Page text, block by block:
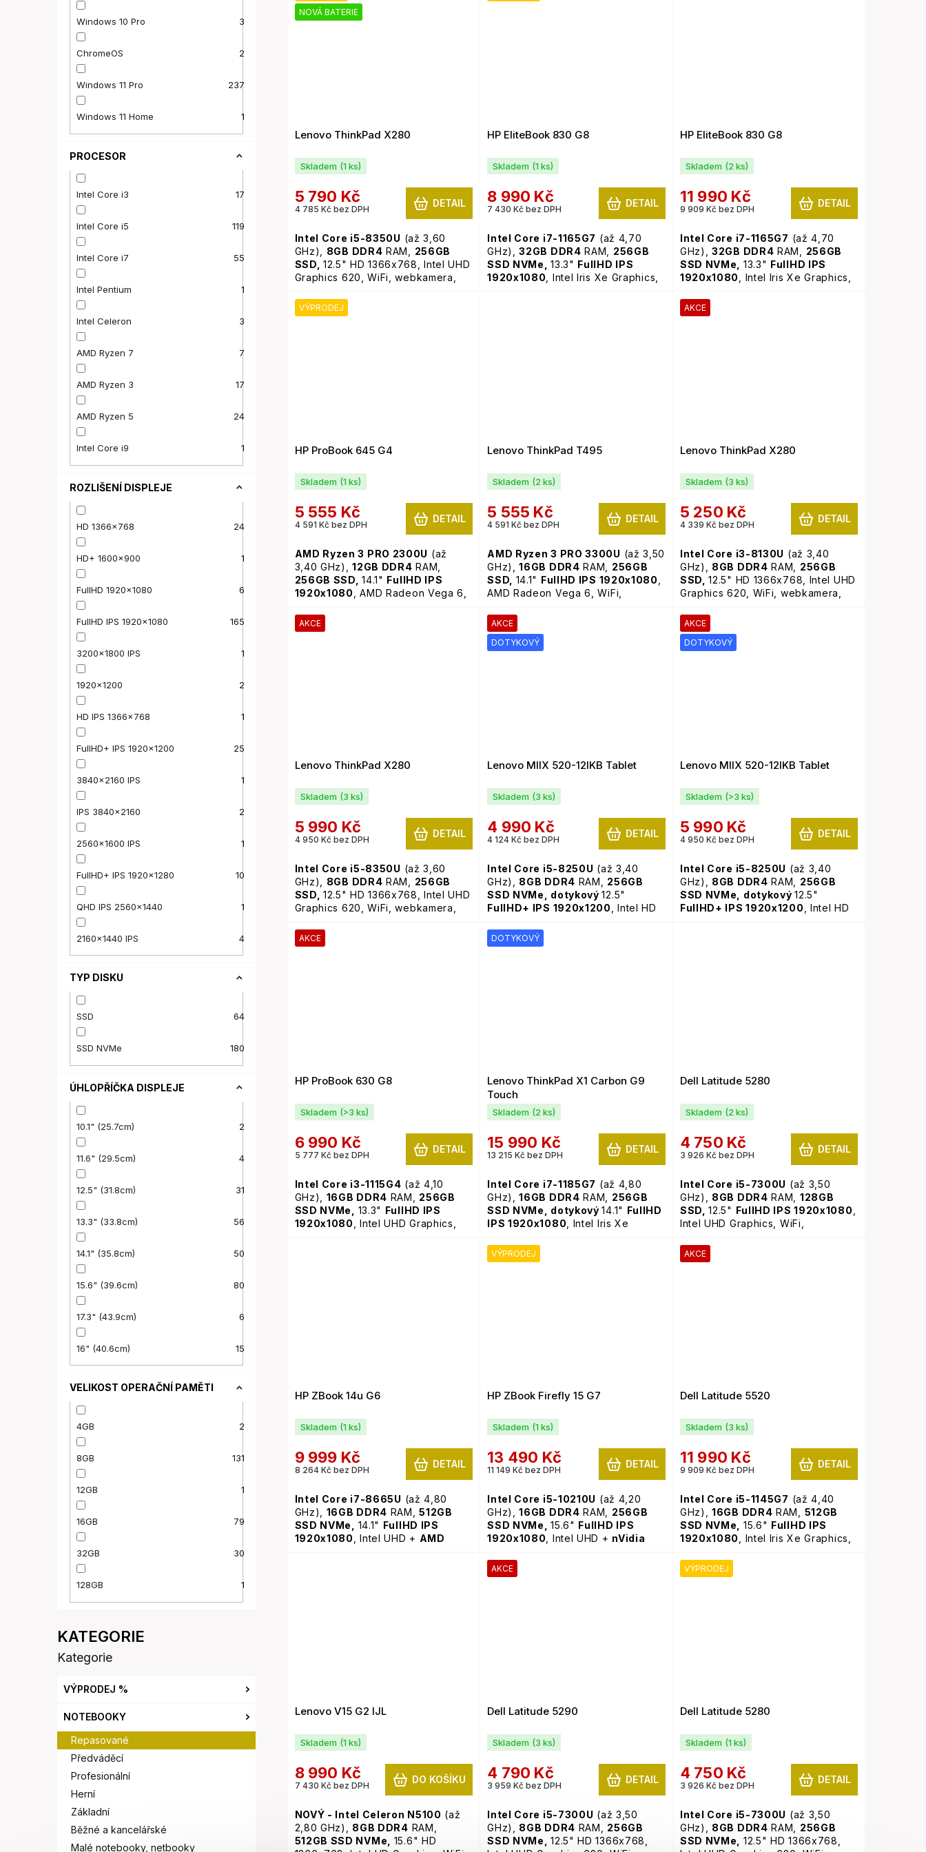
Windows 10 Pro 3
ChromeOS 2
Windows 11 Pro 237
Windows 11 Home 1
PROCESOR
Intel Core i3 17
Intel Core i5 119
Intel Core i7 55
Intel Pentium 1
Intel Celeron 3
AMD Ryzen 7 7
AMD Ryzen 3 17
AMD Ryzen 5 24
Intel Core i9 1
ROZLIŠENÍ DISPLEJE
HD 1366x768 24
HD+ 1600x900 1
FullHD 1920x1080 6
FullHD IPS 1920x1080 165
3200x1800 IPS 1
1920x1200 2
HD IPS 1366x768 1
FullHD+ IPS 1920x1200 25
3840x2160 IPS 1
IPS 3840x2160 2
2560x1600 IPS 1
FullHD+ IPS 1920x1280 10
QHD IPS 2560x1440 1
2160x1440 IPS 4
TYP DISKU
SSD 64
SSD NVMe 180
ÚHLOPŘÍČKA DISPLEJE
10.1" (25.7cm) 2
11.6" (29.5cm) 4
12.5" (31.8cm) 31
13.3" (33.8cm) 56
14.1" (35.8cm) 50
15.6" (39.6cm) 80
17.3" (43.9cm) 6
16" (40.6cm) 15
VELIKOST OPERAČNÍ PAMĚTI
4GB 2
8GB 131
12GB 1
16GB 79
32GB 30
128GB 1
Přeskočit
Kategorie
VÝPRODEJ %
NOTEBOOKY
Repasované
Předváděcí
Profesionální
Herní
Základní
Běžné a kancelářské
Malé notebooky, netbooky
NOVÁ BATERIE
Lenovo ThinkPad X280
Skladem (1 ks)
4 785 Kč bez DPH
5 790 Kč DETAIL
Intel Core i5-8350U (až 3,60
GHz), 8GB DDR4 RAM, 256GB
SSD, 12.5" HD 1366x768, Intel UHD
Graphics 620, WiFi, webkamera,
11 Pro,nová baterie
HP EliteBook 830 G8
Skladem (1 ks)
7 430 Kč bez DPH
8 990 Kč DETAIL
Intel Core i7-1165G7 (až 4,70
GHz),32GB DDR4 RAM, 256GB
SSD NVMe,13.3" FullHD IPS
1920x1080 , Intel Iris Xe Graphics,
HP EliteBook 830 G8
Skladem (2 ks)
9 909 Kč bez DPH
11 990 Kč DETAIL
Intel Core i7-1165G7 (až 4,70
GHz),32GB DDR4 RAM, 256GB
SSD NVMe, 13.3" FullHD IPS
1920x1080
, Intel Iris Xe Graphics,
klávesnice,
VÝPRODEJ
HP ProBook 645 G4
Skladem (1 ks)
4 591 Kč bez DPH
5 555 Kč DETAIL
AMD Ryzen 3 PRO 2300U (až
3,40 GHz),12GB DDR4 RAM,
256GB SSD,14.1" FullHD IPS
1920x1080
, AMD Radeon Vega 6,
Lenovo ThinkPad T495
Skladem (2 ks)
4 591 Kč bez DPH
5 555 Kč DETAIL
AMD Ryzen 3 PRO 3300U (až 3,50
GHz),16GB DDR4 RAM, 256GB
SSD, 14.1" FullHD IPS 1920x1080
AMD Radeon Vega 6, WiFi,
klávesnice,
AKCE
Lenovo ThinkPad X280
Skladem (3 ks)
4 339 Kč bez DPH
5 250 Kč DETAIL
Intel Core i3-8130U (až 3,40
GHz), 8GB DDR4 RAM, 256GB
SSD,12.5" HD 1366x768, Intel UHD
Graphics 620, WiFi, webkamera,
AKCE
Lenovo ThinkPad X280
Skladem (3 ks)
4 950 Kč bez DPH
5 990 Kč DETAIL
Intel Core i5-8350U (až 3,60
GHz), 8GB DDR4 RAM, 256GB
SSD, 12.5" HD 1366x768, Intel UHD
Graphics 620, WiFi, webkamera,
11 Pro
AKCE
DOTYKOVÝ
Lenovo MIIX 520-12IKB Tablet
Skladem (3 ks)
4 124 Kč bez DPH
4 990 Kč DETAIL
Intel Core i5-8250U (až 3,40
GHz), 8GB DDR4 RAM, 256GB
SSD NVMe, dotykový12.5"
FullHD+ IPS 1920x1200
, Intel HD
Windows 11 Pro
AKCE
DOTYKOVÝ
Lenovo MIIX 520-12IKB Tablet
Skladem (>3 ks)
4 950 Kč bez DPH
5 990 Kč DETAIL
Intel Core i5-8250U (až 3,40
GHz), 8GB DDR4 RAM, 256GB
SSD NVMe, dotykový12.5"
FullHD+ IPS 1920x1200 , Intel HD
AKCE
HP ProBook 630 G8
Skladem (>3 ks)
5 777 Kč bez DPH
6 990 Kč DETAIL
Intel Core i3-1115G4 (až 4,10
GHz), 16GB DDR4 RAM, 256GB
SSD NVMe, 13.3" FullHD IPS
1920x1080
, Intel UHD Graphics,
DOTYKOVÝ
Lenovo ThinkPad X1 Carbon G9
Touch
Skladem (2 ks)
13 215 Kč bez DPH
15 990 Kč DETAIL
Intel Core i7-1185G7 (až 4,80
GHz),16GB DDR4 RAM, 256GB
SSD NVMe, dotykový14.1" FullHD
IPS 1920x1080 , Intel Iris Xe
podsvícená klávesnice,
11 Pro
Dell Latitude 5280
Skladem (2 ks)
3 926 Kč bez DPH
4 750 Kč DETAIL
Intel Core i5-7300U (až 3,50
GHz), 8GB DDR4 RAM, 128GB
SSD,12.5" FullHD IPS 1920x1080
Intel UHD Graphics, WiFi,
HP ZBook 14u G6
Skladem (1 ks)
8 264 Kč bez DPH
9 999 Kč DETAIL
Intel Core i7-8665U (až 4,80
GHz), 16GB DDR4 RAM,512GB
SSD NVMe, 14.1" FullHD IPS
1920x1080
, Intel UHD + AMD
VÝPRODEJ
HP ZBook Firefly 15 G7
Skladem (1 ks)
11 149 Kč bez DPH
13 490 Kč DETAIL
Intel Core i5-10210U (až 4,20
GHz),16GB DDR4 RAM, 256GB
SSD NVMe,15.6" FullHD IPS
1920x1080 , Intel UHD + nVidia
webkamera,
klávesnice,
AKCE
Dell Latitude 5520
Skladem (3 ks)
9 909 Kč bez DPH
11 990 Kč DETAIL
Intel Core i5-1145G7 (až 4,40
GHz),16GB DDR4 RAM, 512GB
SSD NVMe, 15.6" FullHD IPS
1920x1080
, Intel Iris Xe Graphics,
klávesnice,
Lenovo V15 G2 IJL
Skladem (1 ks)
7 430 Kč bez DPH
8 990 Kč DO KOŠÍKU
NOVÝ - Intel Celeron N5100 (až
2,80 GHz), 8GB DDR4 RAM,
512GB SSD NVMe, 15.6" HD
AKCE
Dell Latitude 5290
Skladem (3 ks)
3 959 Kč bez DPH
4 790 Kč DETAIL
Intel Core i5-7300U (až 3,50
GHz), 8GB DDR4 RAM, 256GB
SSD NVMe,12.5" HD 1366x768,
VÝPRODEJ
Dell Latitude 5280
Skladem (1 ks)
3 926 Kč bez DPH
4 750 Kč DETAIL
Intel Core i5-7300U (až 3,50
GHz), 8GB DDR4 RAM, 256GB
SSD NVMe, 12.5" HD 1366x768,